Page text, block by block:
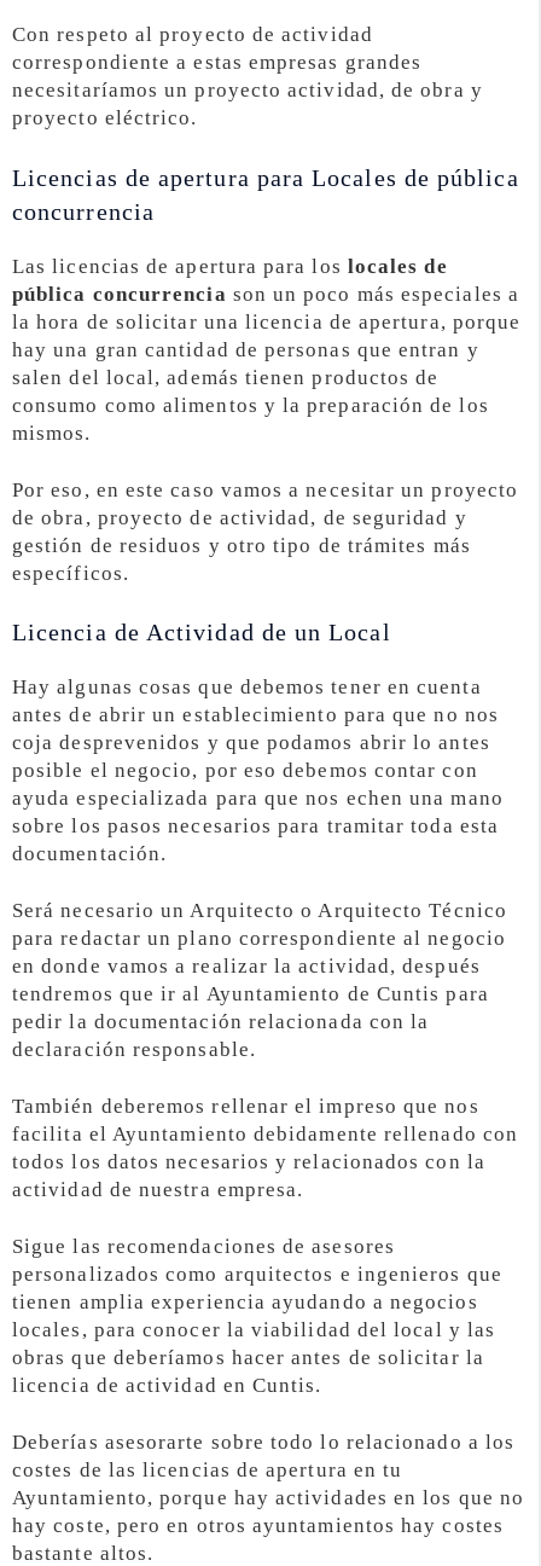
Con respeto al proyecto de actividad
correspondiente a estas empresas grandes
necesitaríamos un proyecto actividad, de obra y
proyecto eléctrico.
Licencias de apertura para Locales de pública
concurrencia
Las licencias de apertura para los locales de
pública concurrencia son un poco más especiales a
la hora de solicitar una licencia de apertura, porque
hay una gran cantidad de personas que entran y
salen del local, además tienen productos de
consumo como alimentos y la preparación de los
mismos.
Por eso, en este caso vamos a necesitar un proyecto
de obra, proyecto de actividad, de seguridad y
gestión de residuos y otro tipo de trámites más
específicos.
Licencia de Actividad de un Local
Hay algunas cosas que debemos tener en cuenta
antes de abrir un establecimiento para que no nos
coja desprevenidos y que podamos abrir lo antes
posible el negocio, por eso debemos contar con
ayuda especializada para que nos echen una mano
sobre los pasos necesarios para tramitar toda esta
documentación.
Será necesario un Arquitecto o Arquitecto Técnico
para redactar un plano correspondiente al negocio
en donde vamos a realizar la actividad, después
tendremos que ir al Ayuntamiento de Cuntis para
pedir la documentación relacionada con la
declaración responsable.
También deberemos rellenar el impreso que nos
facilita el Ayuntamiento debidamente rellenado con
todos los datos necesarios y relacionados con la
actividad de nuestra empresa.
Sigue las recomendaciones de asesores
personalizados como arquitectos e ingenieros que
tienen amplia experiencia ayudando a negocios
locales, para conocer la viabilidad del local y las
obras que deberíamos hacer antes de solicitar la
licencia de actividad en Cuntis.
Deberías asesorarte sobre todo lo relacionado a los
costes de las licencias de apertura en tu
Ayuntamiento, porque hay actividades en los que no
hay coste, pero en otros ayuntamientos hay costes
bastante altos.